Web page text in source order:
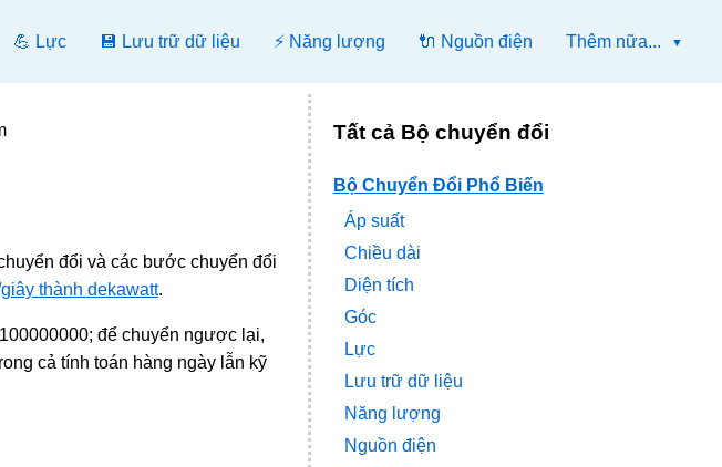
💪 Lực 💾 Lưu trữ dữ liệu ⚡ Năng lượng 🔌 Nguồn điện Thêm nữa...
đổi và các bước chuyển đổi
thành dekawatt.
để chuyển ngược lại,
cả tính toán hàng ngày lẫn kỹ
Tất cả Bộ chuyển đổi
Bộ Chuyển Đổi Phổ Biến
Áp suất
Chiều dài
Diện tích
Góc
Lực
Lưu trữ dữ liệu
Năng lượng
Nguồn điện